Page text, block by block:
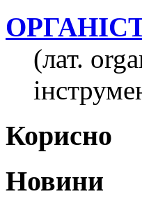
(лат.
Корисно
Новини